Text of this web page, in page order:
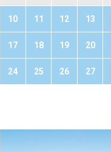
10 11 12 13
17 18 19 20
24 25 26 27